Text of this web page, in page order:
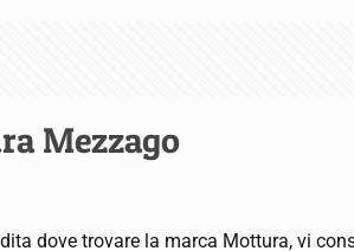
Mezzago
dove trovare la marca Mottura, vi